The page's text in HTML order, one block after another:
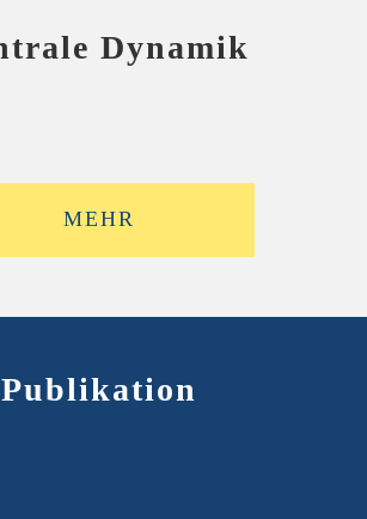
Dynamik
MEHR
Publikation